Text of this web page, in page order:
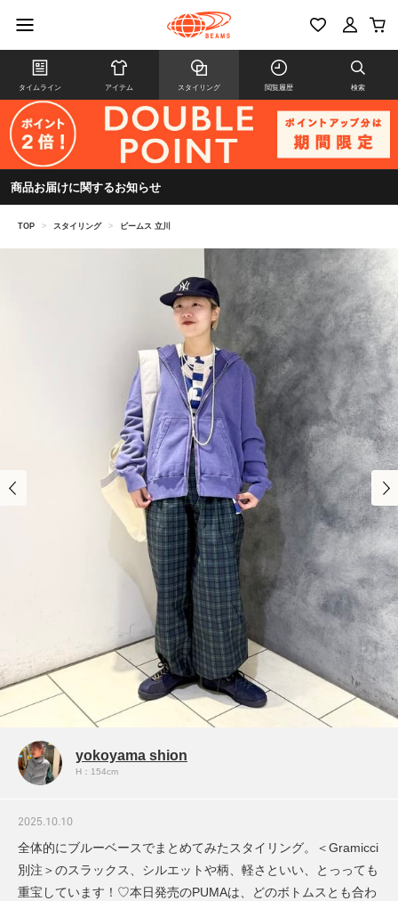
タイムライン アイテム スタイリング 閲覧履歴 検索
商品お届けに関するお知らせ
TOP > スタイリング > ビームス 立川
yokoyama shion
H：154cm
2025.10.10
全体的にブルーベースでまとめてみたスタイリング。＜Gramicci
別注＞のスラックス、シルエットや柄、軽さといい、とっっても
重宝しています！♡本日発売のPUMAは、どのボトムスとも合わ